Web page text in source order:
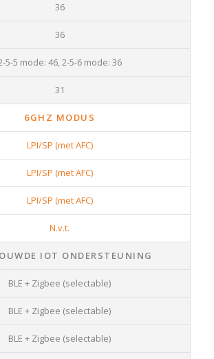
36
36
5-5 mode: 46, 2-5-6 mode: 36
31
6GHZ MODUS
LPI/SP (met AFC)
LPI/SP (met AFC)
LPI/SP (met AFC)
N.v.t.
IOT ONDERSTEUNING
BLE + Zigbee (selectable)
BLE + Zigbee (selectable)
BLE + Zigbee (selectable)